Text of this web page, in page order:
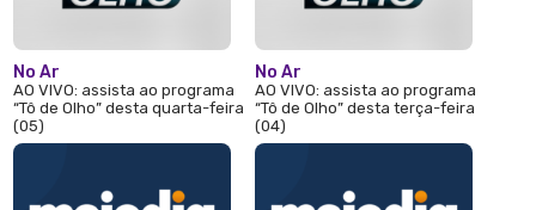
No Ar
AO VIVO: assista ao programa
“Tô de Olho” desta quarta-feira
(05)
No Ar
AO VIVO: assista ao programa
“Tô de Olho” desta terça-feira
(04)